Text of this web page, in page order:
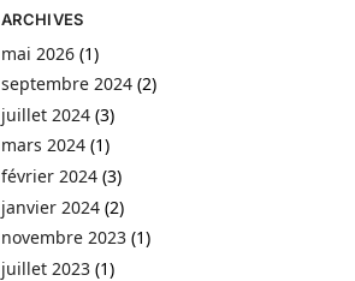
ARCHIVES
mai 2026 (1)
septembre 2024 (2)
juillet 2024 (3)
mars 2024 (1)
février 2024 (3)
janvier 2024 (2)
novembre 2023 (1)
juillet 2023 (1)